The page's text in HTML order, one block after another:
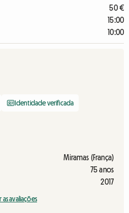
50 €
15:00
10:00
Identidade verificada
Miramas (França)
75 anos
2017
as avaliações